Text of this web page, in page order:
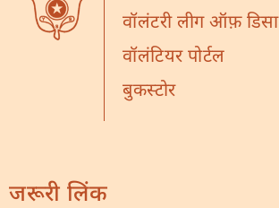
वॉलंटरी लीग ऑफ़
वॉलंटियर पोर्टल
बुकस्टोर
जरूरी लिंक